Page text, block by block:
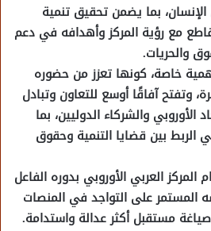
بما يضمن تحقيق تنمية
مع رؤية المركز وأهدافه في دعم
والحريات.
خاصة، كونها تعزز من حضوره
وتفتح آفاقًا أوسع للتعاون وتبادل
والشركاء الدوليين، بما
بين قضايا التنمية وحقوق
العربي الأوروبي بدوره الفاعل
المستمر على التواجد في المنصات
مستقبل أكثر عدالة واستدامة.